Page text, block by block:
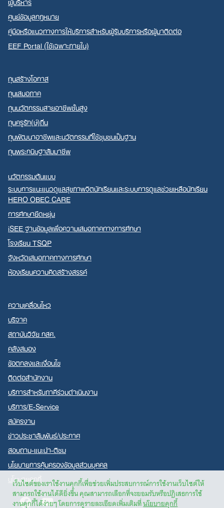
เว็บไซต์ของเราใช้งานคุกกี้เพื่อช่วยเพิ่มประสบการณ์การใช้งานเว็บไซต์ให้
สามารถใช้งานได้ดียิ่งขึ้น คุณสามารถเลือกที่จะยอมรับหรือปฏิเสธการใช้
งานคุกกี้ได้ง่ายๆ โดยการดูรายละเอียดเพิ่มเติมที่นโยบายคุกกี้
ศูนย์ข้อมูลกฎหมาย
คู่มือหรือแนวทางการให้บริการสำหรับผู้รับบริการหรือผู้มาติดต่อ
EEF Portal (ใช้เฉพาะภายใน)
ทุนสร้างโอกาส
ทุนเสมอภาค
ทุนนวัตกรรมสายอาชีพชั้นสูง
ทุนครูรัก(ษ์)ถิ่น
ทุนพัฒนาอาชีพและนวัตกรรมที่ใช้ชุมชนเป็นฐาน
ทุนพระกนิษฐาสัมมาชีพ
นวัตกรรมต้นแบบ
ระบบการแนะแนวดูแลสุขภาพจิตนักเรียนและระบบการดูแลช่วยเหลือนักเรียน
HERO OBEC CARE
การศึกษายืดหยุ่น
iSEE ฐานข้อมูลเพื่อความเสมอภาคทางการศึกษา
โรงเรียน TSQP
จังหวัดเสมอภาคทางการศึกษา
ห้องเรียนความคิดสร้างสรรค์
ความเคลื่อนไหว
บริจาค
สถาบันวิจัย กสศ.
คลังสมอง
ข้อตกลงและเงื่อนไข
ติดต่อสำนักงาน
บริการสำหรับภาคีร่วมดำเนินงาน
บริการ/E-Service
สมัครงาน
ข่าวประชาสัมพันธ์/ประกาศ
สอบถาม-แนะนำ-ติชม
นโยบายการคุ้มครองข้อมูลส่วนบุคคล
นโยบายคุกกี้
FacebookYoutube